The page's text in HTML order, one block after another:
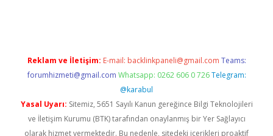
Reklam ve İletişim: E-mail: backlinkpaneli@gmail.com Teams:
forumhizmeti@gmail.com Whatsapp: 0262 606 0 726 Telegram:
@karabul
Yasal Uyarı: Sitemiz, 5651 Sayılı Kanun gereğince Bilgi Teknolojileri
ve İletişim Kurumu (BTK) tarafından onaylanmış bir Yer Sağlayıcı
olarak hizmet vermektedir. Bu nedenle, sitedeki içerikleri proaktif